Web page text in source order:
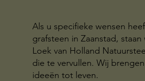
Als u specifieke wensen
grafsteen in Zaanstad, staan
Loek van Holland
die te vervullen. Wij
ideeën tot leven.